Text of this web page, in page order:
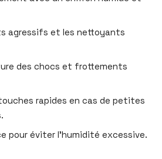
agressifs et les nettoyants
des chocs et frottements
rapides en cas de petites
pour éviter l’humidité excessive.